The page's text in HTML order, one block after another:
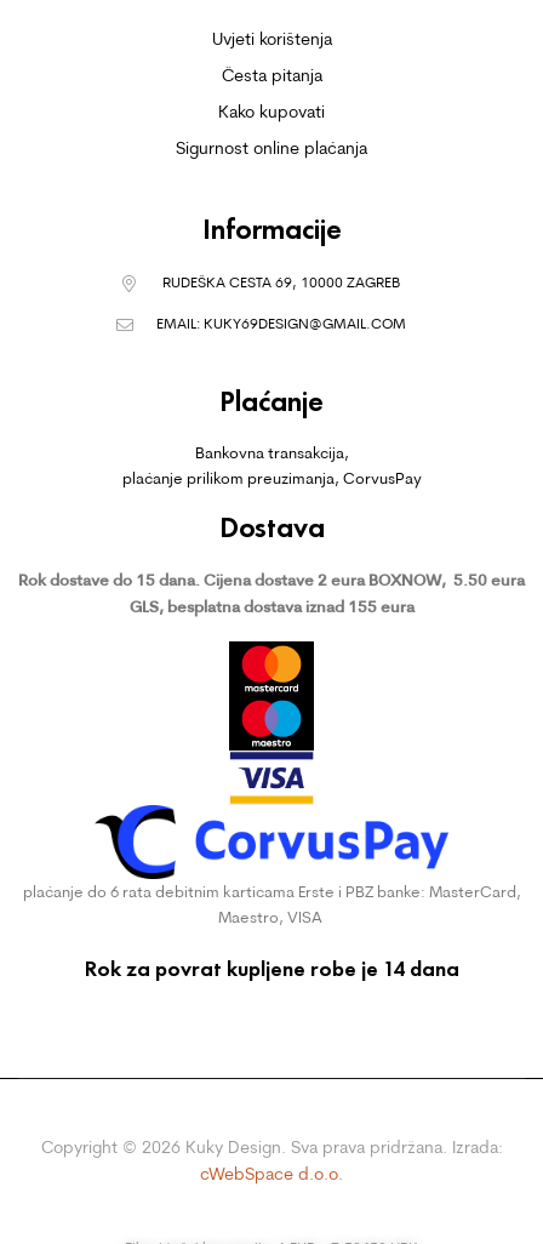
Uvjeti korištenja
Česta pitanja
Kako kupovati
Sigurnost online plaćanja
Informacije
RUDEŠKA CESTA 69, 10000 ZAGREB
EMAIL: KUKY69DESIGN@GMAIL.COM
Plaćanje
Bankovna transakcija,
plaćanje prilikom preuzimanja, CorvusPay
Dostava
Rok dostave do 15 dana. Cijena dostave 2 eura BOXNOW, 5.50 eura
GLS, besplatna dostava iznad 155 eura
plaćanje do 6 rata debitnim karticama Erste i PBZ banke: MasterCard,
Maestro, VISA
Rok za povrat kupljene robe je 14 dana
Copyright © 2026Kuky Design. Sva prava pridržana. Izrada:
cWebSpace d.o.o.